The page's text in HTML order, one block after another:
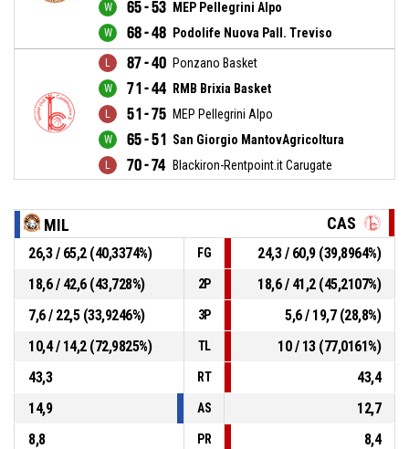
65 - 53 MEP Pellegrini Alpo
68 - 48 Podolife Nuova Pall. Treviso
87 - 40 Ponzano Basket
71 - 44 RMB Brixia Basket
51 - 75 MEP Pellegrini Alpo
65 - 51 San Giorgio MantovAgricoltura
70 - 74 Blackiron-Rentpoint.it Carugate
MIL CAS
26,3 / 65,2 (40,3374%) FG
24,3 / 60,9 (39,8964%)
18,6 / 42,6 (43,728%)
2P
18,6 / 41,2 (45,2107%)
7,6 / 22,5 (33,9246%)
3P
5,6 / 19,7 (28,8%)
10,4 / 14,2 (72,9825%)
TL
10 / 13 (77,0161%)
43,3
RT
43,4
14,9
AS
12,7
8,8
PR
8,4